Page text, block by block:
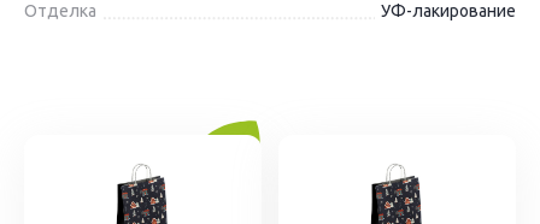
Отделка УФ-лакирование